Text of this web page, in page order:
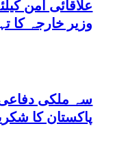
علاقائی امن
وزیر خارجہ کا
سہ ملکی دفاعی
پاکستان کا